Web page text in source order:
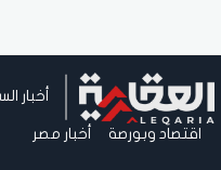
أخبار
اقتصاد وبورصة أخبار مصر